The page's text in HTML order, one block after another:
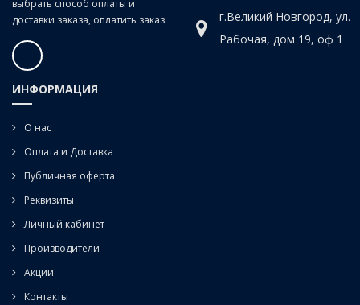
выбрать способ оплаты и
доставки заказа, оплатить заказ.
г.Великий Новгород, ул.
Рабочая, дом 19, оф 1
ИНФОРМАЦИЯ
О нас
Оплата и Доставка
Публичная оферта
Реквизиты
Личный кабинет
Производители
Акции
Контакты